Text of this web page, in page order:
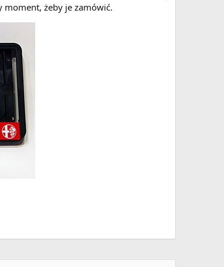
moment, żeby je zamówić.